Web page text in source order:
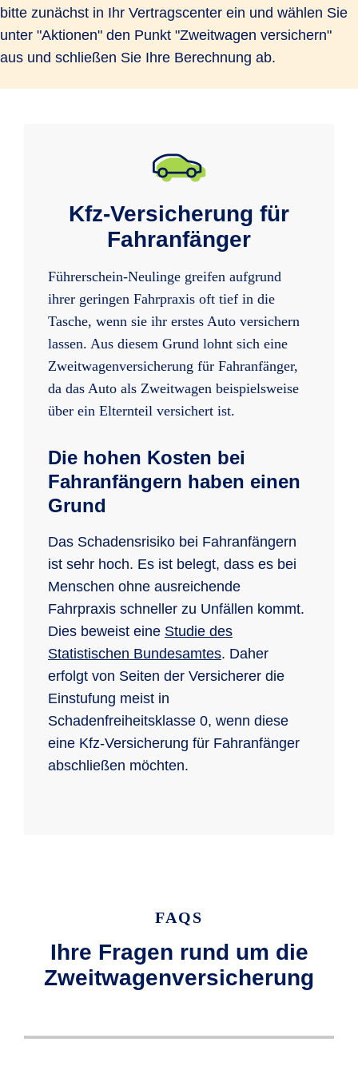
bitte zunächst in Ihr Vertragscenter ein und wählen Sie
unter "Aktionen" den Punkt "Zweitwagen versichern"
aus und schließen Sie Ihre Berechnung ab.
Kfz-Versicherung für
Fahranfänger
Führerschein-Neulinge greifen aufgrund
ihrer geringen Fahrpraxis oft tief in die
Tasche, wenn sie ihr erstes Auto versichern
lassen. Aus diesem Grund lohnt sich eine
Zweitwagenversicherung für Fahranfänger,
da das Auto als Zweitwagen beispielsweise
über ein Elternteil versichert ist.
Die hohen Kosten bei
Fahranfängern haben einen
Grund
Das Schadensrisiko bei Fahranfängern
ist sehr hoch. Es ist belegt, dass es bei
Menschen ohne ausreichende
Fahrpraxis schneller zu Unfällen kommt.
Dies beweist eine Studie des
Statistischen Bundesamtes. Daher
erfolgt von Seiten der Versicherer die
Einstufung meist in
Schadenfreiheitsklasse 0, wenn diese
eine Kfz-Versicherung für Fahranfänger
abschließen möchten.
FAQS
Ihre Fragen rund um die
Zweitwagenversicherung